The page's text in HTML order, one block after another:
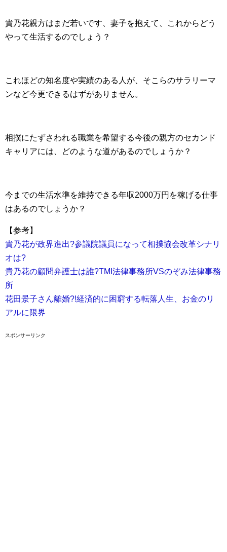
貴乃花親方はまだ若いです、妻子を抱えて、これからどう
やって生活するのでしょう？
これほどの知名度や実績のある人が、そこらのサラリーマ
ンなど今更できるはずがありません。
相撲にたずさわれる職業を希望する今後の親方のセカンド
キャリアには、どのような道があるのでしょうか？
今までの生活水準を維持できる年収2000万円を稼げる仕事
はあるのでしょうか？
【参考】
貴乃花が政界進出?参議院議員になって相撲協会改革シナリ
オは?
貴乃花の顧問弁護士は誰?TMI法律事務所VSのぞみ法律事務
所
花田景子さん離婚?!経済的に困窮する転落人生、お金のリ
アルに限界
スポンサーリンク